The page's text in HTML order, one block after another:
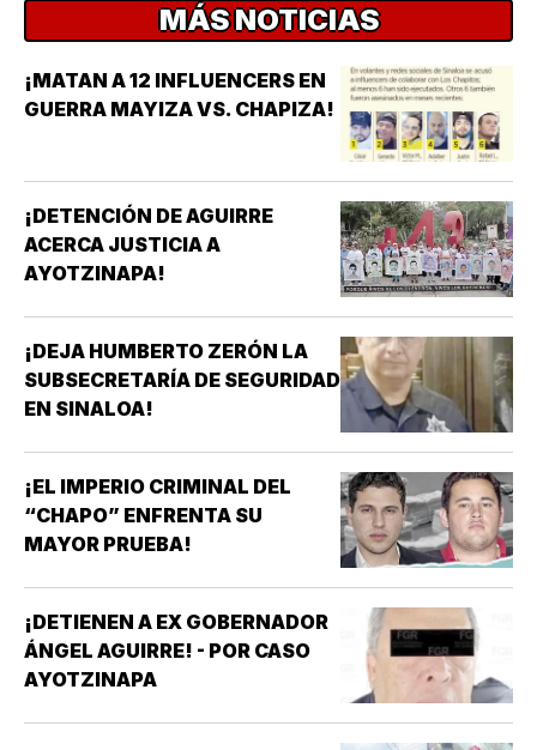
MÁS NOTICIAS
¡MATAN A 12 INFLUENCERS EN
GUERRA MAYIZA VS. CHAPIZA!
¡DETENCIÓN DE AGUIRRE
ACERCA JUSTICIA A
AYOTZINAPA!
¡DEJA HUMBERTO ZERÓN LA
SUBSECRETARÍA DE SEGURIDAD
EN SINALOA!
¡EL IMPERIO CRIMINAL DEL
“CHAPO” ENFRENTA SU
MAYOR PRUEBA!
¡DETIENEN A EX GOBERNADOR
ÁNGEL AGUIRRE! - POR CASO
AYOTZINAPA